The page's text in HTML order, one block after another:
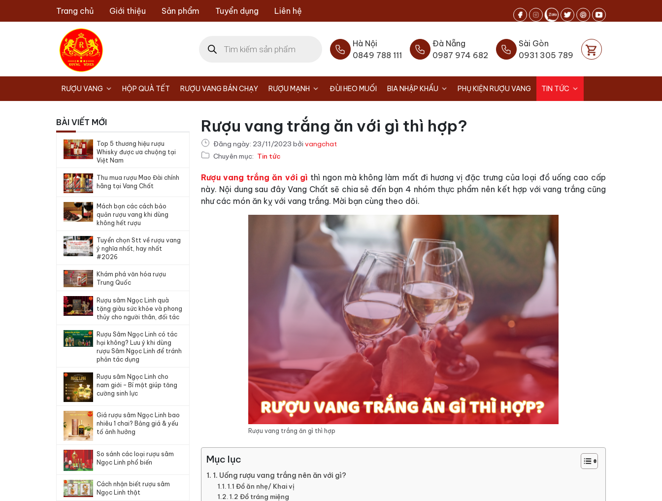
Trang chủ Giới thiệu Sản phẩm Tuyển dụng Liên hệ
kiếm
sản
Hà Nội
0849 788 111
Đà Nẵng
0987 974 682
Sài Gòn
0931 305 789
RƯỢU VANG HỘP QUÀ TẾT RƯỢU VANG BÁN CHẠY RƯỢU MẠNH ĐÙI HEO MUỐI BIA NHẬP KHẨU PHỤ KIỆN RƯỢU VANG TIN TỨC
Rượu vang trắng ăn với gì thì hợp?
Đăng ngày: 23/11/2023 bởivangchat
Chuyên mục: Tin tức
Rượu vang trắng ăn với gì thì ngon mà không làm mất đi hương vị đặc trưng của loại đồ uống cao cấp
này. Nội dung sau đây Vang Chất sẽ chia sẻ đến bạn 4 nhóm thực phẩm nên kết hợp với vang trắng cũng
như các món ăn kỵ với vang trắng. Mời bạn cùng theo dõi.
Rượu vang trắng ăn gì thì hợp
Mục lục
1. Uống rượu vang trắng nên ăn với gì?
1.1 Đồ ăn nhẹ/ Khai vị
1.2 Đồ tráng miệng
BÀI VIẾT MỚI
Top 5 thương hiệu rượu
Whisky được ưa chuộng tại
Việt Nam
Thu mua rượu Mao Đài chính
hãng tại Vang Chất
Mách bạn các cách bảo
quản rượu vang khi dùng
không hết rượu
Tuyển chọn Stt về rượu vang
ý nghĩa nhất, hay nhất
#2026
Khám phá văn hóa rượu
Trung Quốc
Rượu sâm Ngọc Linh quà
tặng giàu sức khỏe và phong
thủy cho người thân, đối tác
Rượu Sâm Ngọc Linh có tác
hại không? Lưu ý khi dùng
rượu Sâm Ngọc Linh để tránh
phản tác dụng
Rượu sâm Ngọc Linh cho
nam giới – Bí mật giúp tăng
cường sinh lực
Giá rượu sâm Ngọc Linh bao
nhiêu 1 chai? Bảng giá & yếu
tố ảnh hưởng
So sánh các loại rượu sâm
Ngọc Linh phổ biến
Cách nhận biết rượu sâm
Ngọc Linh thật